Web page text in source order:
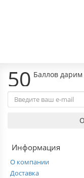
50 Баллов дарим
Информация
О компании
Доставка